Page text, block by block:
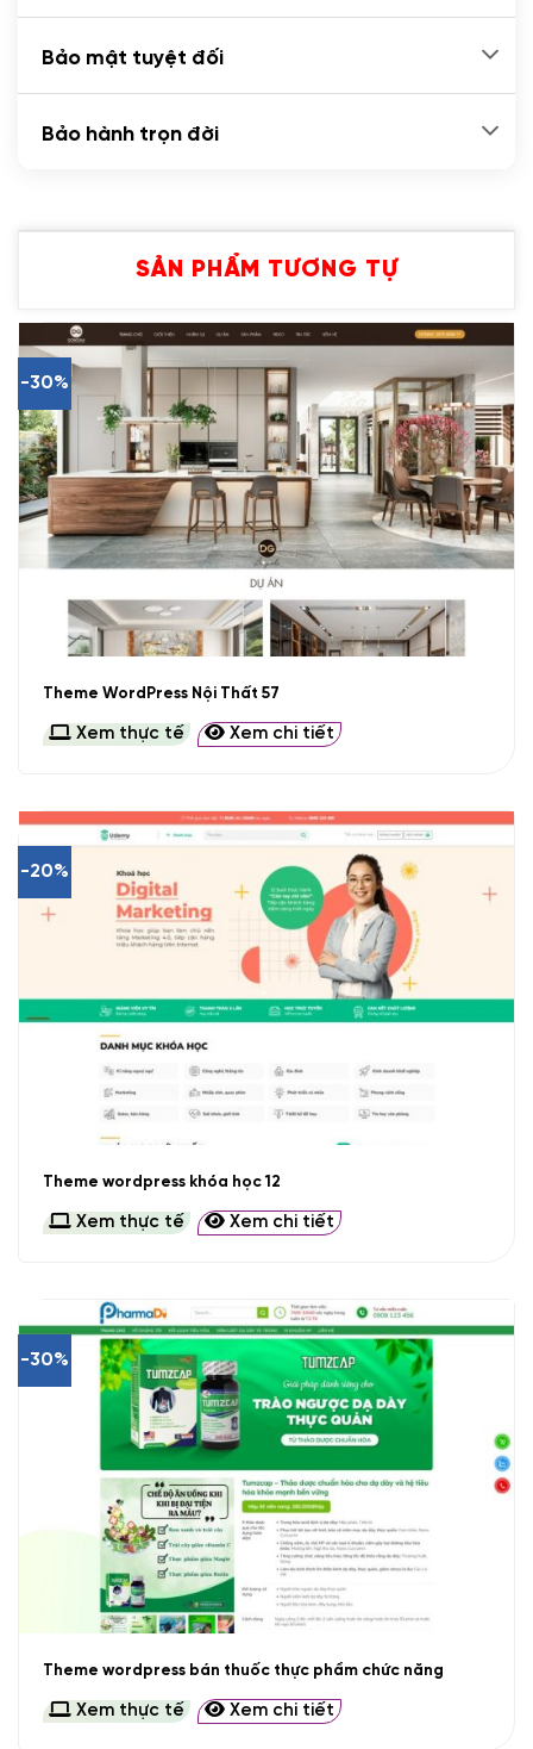
Bảo mật tuyệt đối
Bảo hành trọn đời
SẢN PHẨM TƯƠNG TỰ
-30%
Theme WordPress Nội Thất 57
Xem thực tế Xem chi tiết
-20%
Theme wordpress khóa học 12
Xem thực tế Xem chi tiết
-30%
Theme wordpress bán thuốc thực phẩm chức năng
Xem thực tế Xem chi tiết